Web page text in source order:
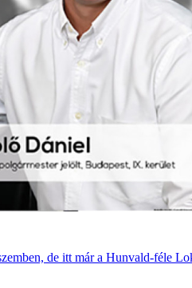
de itt már a Hunvald-féle